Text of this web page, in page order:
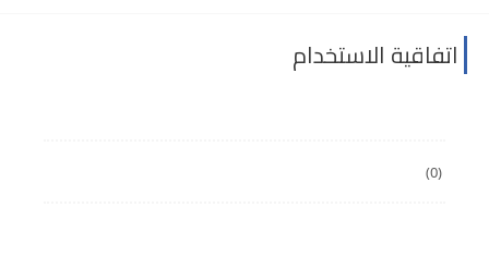
اتفاقية الاستخدام
(0)